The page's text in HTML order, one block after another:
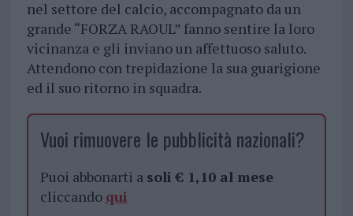
nel settore del calcio, accompagnato da un
grande “FORZA RAOUL” fanno sentire la loro
vicinanza e gli inviano un affettuoso saluto.
Attendono con trepidazione la sua guarigione
ed il suo ritorno in squadra.
Vuoi rimuovere le pubblicità nazionali?
Puoi abbonarti a soli € 1,10 al mese
cliccando qui